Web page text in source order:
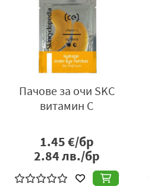
Пачове за очи SKC
витамин C
1.45€/бр
2.84лв./бр